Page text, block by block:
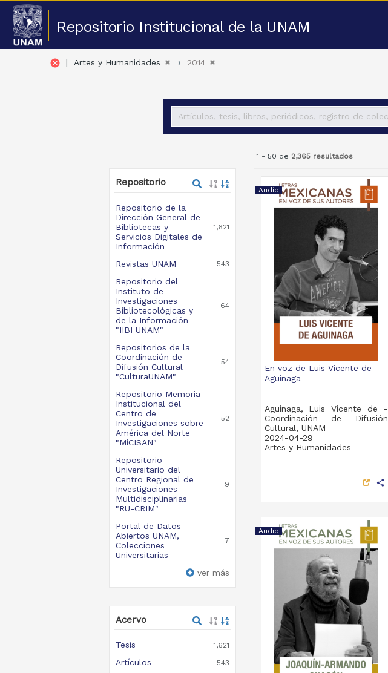
Repositorio Institucional de la UNAM
cancel | Artes y Humanidades 2014
Repositorio
Repositorio de la
Dirección General de
Bibliotecas y
Servicios Digitales de
Información
1,621
Revistas UNAM 543
Repositorio del
Instituto de
Investigaciones
Bibliotecológicas y
de la Información
"IIBI UNAM"
64
Repositorios de la
Coordinación de
Difusión Cultural
"CulturaUNAM"
54
Repositorio Memoria
Institucional del
Centro de
Investigaciones sobre
América del Norte
"MiCISAN"
52
Repositorio
Universitario del
Centro Regional de
Investigaciones
Multidisciplinarias
"RU-CRIM"
9
Portal de Datos
Abiertos UNAM,
Colecciones
Universitarias
7
ver más
Acervo
Tesis 1,621
Artículos 543
1 - 50 de 2,365 resultados
Audio
En voz de Luis Vicente de
Aguinaga
Aguinaga, Luis Vicente de -
Coordinación de Difusión
Cultural, UNAM
2024-04-29
Artes y Humanidades
share
Audio